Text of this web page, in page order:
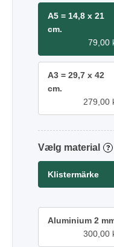
A5 = 14,8 x 21
cm.
79,00
A3 = 29,7 x 42
cm.
279,00
material ?
Klistermärke
Aluminium 2
300,00